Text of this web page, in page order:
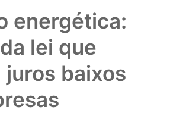
energética:
lei que
baixos